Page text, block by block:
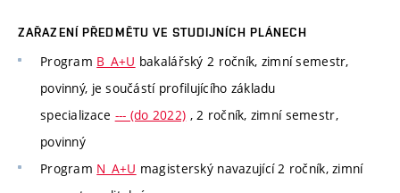
ZAŘAZENÍ PŘEDMĚTU VE STUDIJNÍCH PLÁNECH
Program B_A+U bakalářský 2 ročník, zimní semestr,
povinný, je součástí profilujícího základu
specializace --- (do 2022) , 2 ročník, zimní semestr,
povinný
Program N_A+U magisterský navazující 2 ročník, zimní